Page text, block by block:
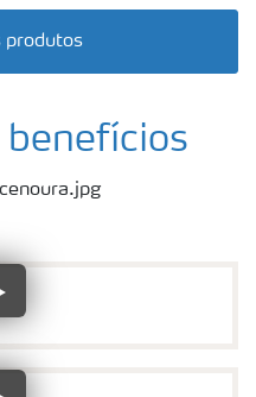
produtos
benefícios